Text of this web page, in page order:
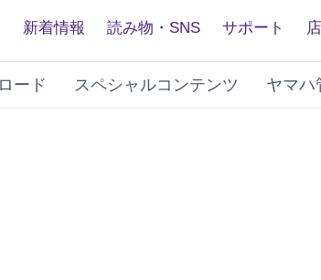
新着情報 読み物・SNS サポート
ード スペシャルコンテンツ ヤマハ